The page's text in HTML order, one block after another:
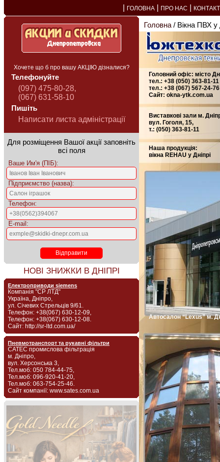
ГОЛОВНА ПРО НАС
Хочете що б про вашу АКЦІЮ дізналися?
Телефонуйте
(097) 475-80-28,
(067) 631-58-10
Пишіть
Написати листа адміністрації
Для розміщення Вашої акції заповніть
всі поля
Ваше Им'я (ПІБ):
Підприємство (назва):
Телефон:
E-mail:
НОВІ ЗНИЖКИ В ДНІПРІ
Електроприводи siemens
Компанія "СР ЛТД"
Україна, Дніпро,
ул. Січевих Стрельців 9/61.
Телефон: +38(067) 630-12-09,
Телефон: +38(067) 630-12-08.
Сайт: http://sr-ltd.com.ua/
Пневмотранспорт та рукавні фільтри
САТЕС промислова фільтрація
м. Дніпро,
вул. Херсонська 3,
Тел.моб: 050 784-44-75,
Тел.моб: 096-920-41-20,
Тел.моб: 063-754-25-46.
Сайт компанії: www.sates.com.ua
Головна / Вікна ПВХ у
Головний офіс: місто
тел.: +38 (050) 363-81-11
тел.: +38 (067) 567-24-76
Сайт: okna-ytk.com.ua
Виставкові зали м.
вул. Гоголя, 15,
т.: (050) 363-81-11
Наша продукція:
вікна REHAU у Дніпрі
Автосалон “Lexus” м.